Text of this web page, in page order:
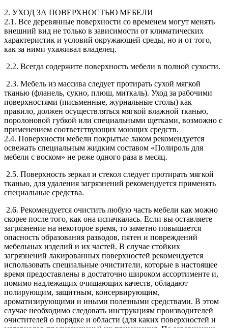
2. УХОД ЗА ПОВЕРХНОСТЬЮ МЕБЕЛИ
2.1. Все деревянные поверхности со временем могут менять
внешний вид не только в зависимости от климатических
характеристик и условий окружающей среды, но и от того,
как за ними ухаживал владелец.
2.2. Всегда содержите поверхность мебели в полной сухости.
2.3. Мебель из массива следует протирать сухой мягкой
тканью (фланель, сукно, плюш, миткаль). Уход за рабочими
поверхностями (письменные, журнальные столы) как
правило, должен осуществляться мягкой влажной тканью,
поролоновой губкой или специальными щетками, возможно с
применением соответствующих моющих средств.
2.4. Поверхности мебели покрытые лаком рекомендуется
освежать специальным жидким составом «Полироль для
мебели с воском» не реже одного раза в месяц.
2.5. Поверхность зеркал и стекол следует протирать мягкой
тканью, для удаления загрязнений рекомендуется применять
специальные средства.
2.6. Рекомендуется очистить любую часть мебели как можно
скорее после того, как она испачкалась. Если вы оставляете
загрязнение на некоторое время, то заметно повышается
опасность образования разводов, пятен и повреждений
мебельных изделий и их частей. В случае стойких
загрязнений лакированных поверхностей рекомендуется
использовать специальные очистители, которые в настоящее
время предоставлены в достаточно широком ассортименте и,
помимо надлежащих очищающих качеств, обладают
полирующим, защитным, консервирующим,
ароматизирующими и иными полезными средствами. В этом
случае необходимо следовать инструкциям производителей
очистителей о порядке и области (для каких поверхностей и